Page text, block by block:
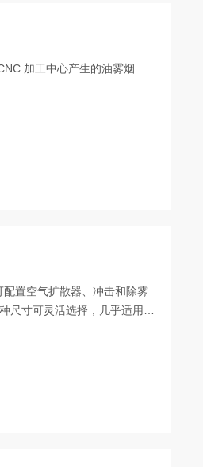
加工中心产生的油雾烟
置空气扩散器、冲击和除雾
尺寸可灵活选择，几乎适用于